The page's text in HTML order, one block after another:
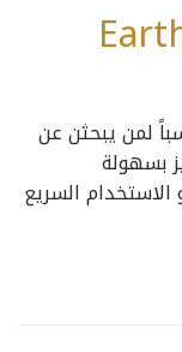
لمن يبحثن عن
بسهولة
الاستخدام السريع